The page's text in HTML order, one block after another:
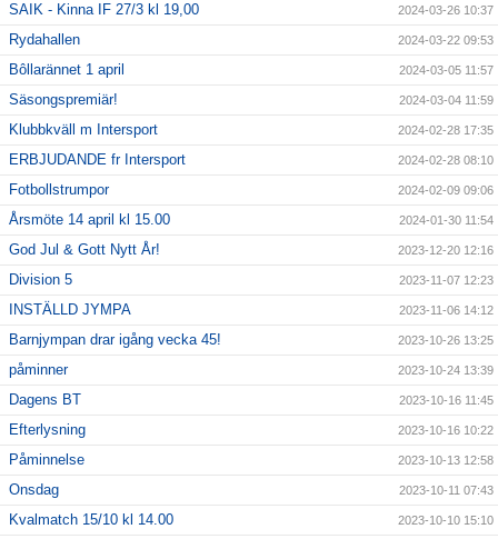
SAIK - Kinna IF 27/3 kl 19,00 2024-03-26 10:37
Rydahallen 2024-03-22 09:53
Bôllarännet 1 april 2024-03-05 11:57
Säsongspremiär! 2024-03-04 11:59
Klubbkväll m Intersport 2024-02-28 17:35
ERBJUDANDE fr Intersport 2024-02-28 08:10
Fotbollstrumpor 2024-02-09 09:06
Årsmöte 14 april kl 15.00 2024-01-30 11:54
God Jul & Gott Nytt År! 2023-12-20 12:16
Division 5 2023-11-07 12:23
INSTÄLLD JYMPA 2023-11-06 14:12
Barnjympan drar igång vecka 45! 2023-10-26 13:25
påminner 2023-10-24 13:39
Dagens BT 2023-10-16 11:45
Efterlysning 2023-10-16 10:22
Påminnelse 2023-10-13 12:58
Onsdag 2023-10-11 07:43
Kvalmatch 15/10 kl 14.00 2023-10-10 15:10